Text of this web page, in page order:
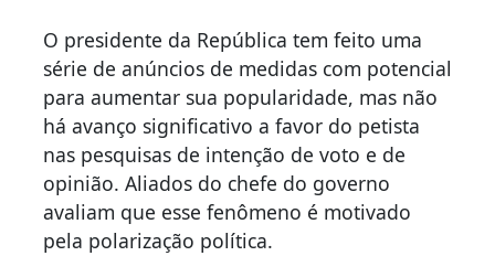
O presidente da República tem feito uma
série de anúncios de medidas com potencial
para aumentar sua popularidade, mas não
há avanço significativo a favor do petista
nas pesquisas de intenção de voto e de
opinião. Aliados do chefe do governo
avaliam que esse fenômeno é motivado
pela polarização política.